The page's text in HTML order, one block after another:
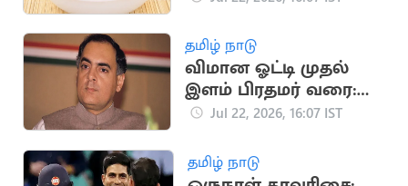
தமிழ் நாடு
விமான ஓட்டி முதல்
இளம் பிரதமர் வரை:
ராஜீவ் காந்தி வரலாறு
Jul 22, 2026, 16:07 IST
தமிழ் நாடு